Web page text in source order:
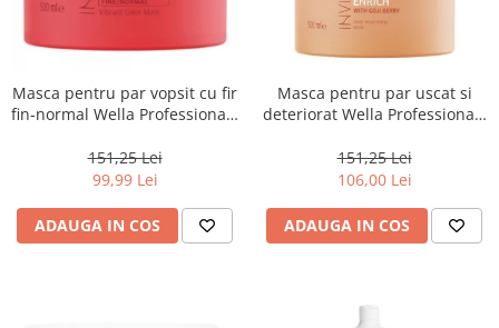
Masca pentru par vopsit cu fir
fin-normal Wella Professionals
151,25 Lei
99,99 Lei
ADAUGA IN COS
Masca pentru par uscat si
deteriorat Wella Professionals
151,25 Lei
106,00 Lei
ADAUGA IN COS